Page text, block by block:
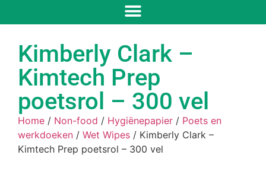
Kimberly Clark –
Kimtech Prep
poetsrol – 300 vel
Home / Non-food / Hygiënepapier / Poets en
werkdoeken / Wet Wipes / Kimberly Clark –
Kimtech Prep poetsrol – 300 vel